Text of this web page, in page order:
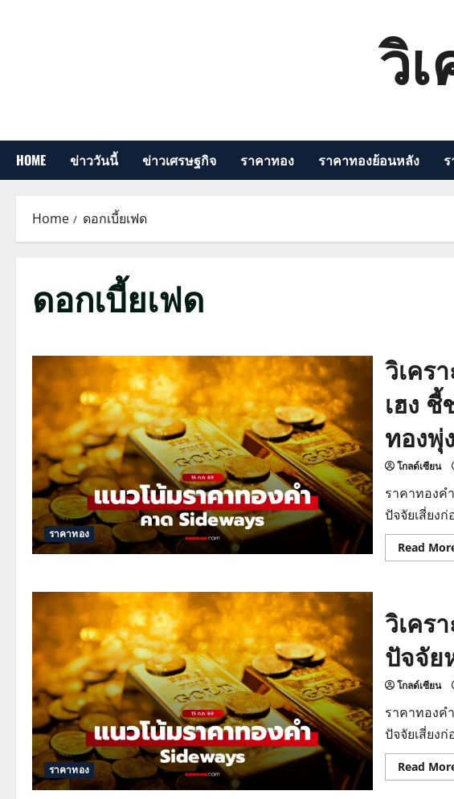
วิ
HOME ข่าววันนี้ ข่าวเศรษฐกิจ ราคาทอง ราคาทองย้อนหลัง
Home ดอกเบี้ยเฟด
ดอกเบี้ยเฟด
ราคาทอง
วิเคร
เฮง
ทองพุ่ง
โกลด์เซียน
ราคาทองค
ปัจจัยเสี่ยง
Read
ราคาทอง
วิเคร
ปัจจัย
โกลด์เซียน
ราคาทองค
ปัจจัยเสี่ยง
Read